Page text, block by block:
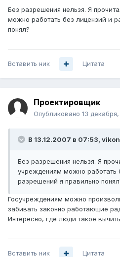
Без разрешения нельзя. Я
можно работать без лицензий и
понял?
Вставить ник Цитата
Проектировщик
Опубликовано 13
В 13.12.2007 в 07:53,
Без разрешения нельзя. Я
учреждениям можно работать
разрешений я правильно
Госучреждениям можно
забивать законно работающие
Интересно, где люди такое
Вставить ник Цитата